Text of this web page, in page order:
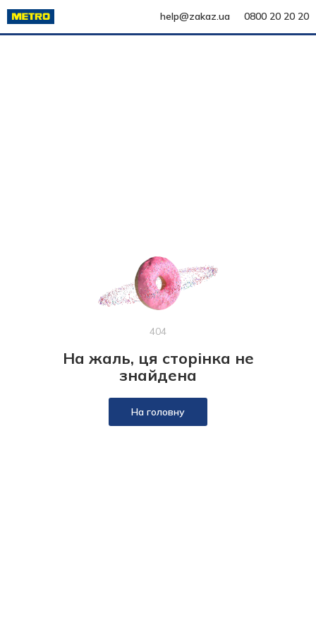
help@zakaz.ua 0800 20 20 20
404
На жаль, ця сторінка не
знайдена
На головну